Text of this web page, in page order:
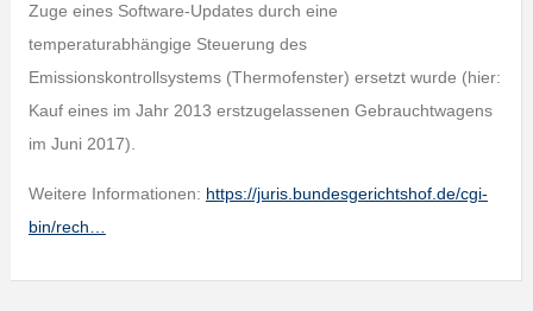
Zuge eines Software-Updates durch eine
temperaturabhängige Steuerung des
Emissionskontrollsystems (Thermofenster) ersetzt wurde (hier:
Kauf eines im Jahr 2013 erstzugelassenen Gebrauchtwagens
im Juni 2017).
Weitere Informationen: https://juris.bundesgerichtshof.de/cgi-
bin/rech…